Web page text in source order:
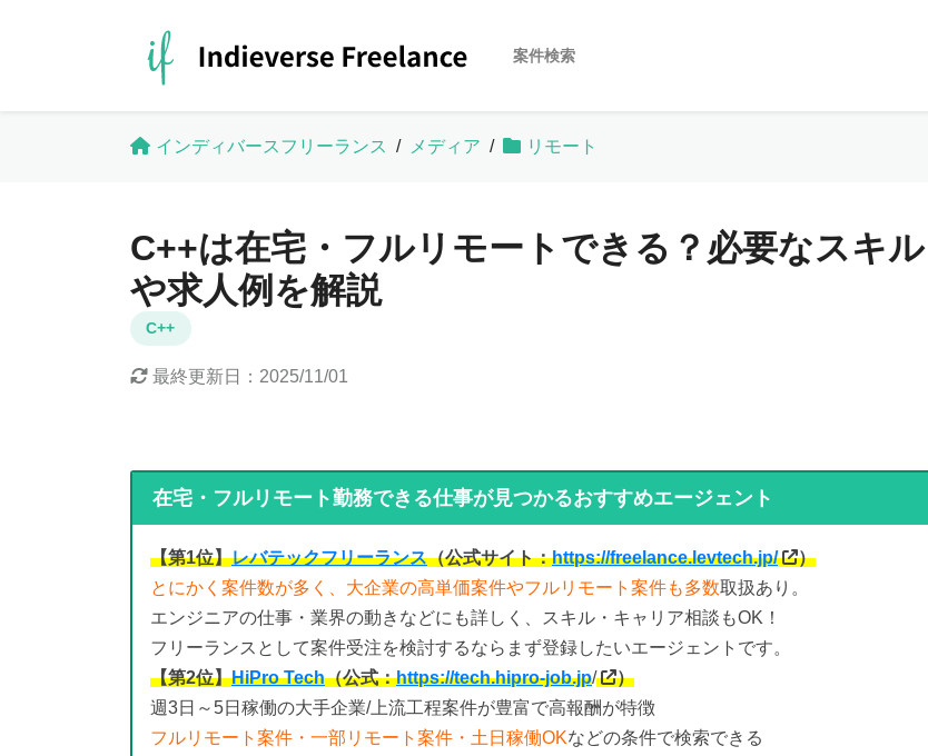
案件検索
インディバースフリーランス / メディア / リモート
C++は在宅・フルリモートできる？必要なスキル
や求人例を解説
C++
最終更新日： 2025/11/01
在宅・フルリモート勤務できる仕事が見つかるおすすめエージェント
【第1位】レバテックフリーランス（公式サイト：https://freelance.levtech.jp/
）
とにかく案件数が多く、大企業の高単価案件やフルリモート案件も多数取扱あり。
エンジニアの仕事・業界の動きなどにも詳しく、スキル・キャリア相談もOK！
フリーランスとして案件受注を検討するならまず登録したいエージェントです。
【第2位】HiPro Tech（公式：https://tech.hipro-job.jp/
）
週3日～5日稼働の大手企業/上流工程案件が豊富で高報酬が特徴
フルリモート案件・一部リモート案件・土日稼働OKなどの条件で検索できる